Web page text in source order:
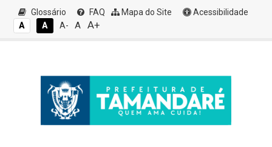
Glossário FAQ Mapa do Site
Acessibilidade
A
A A- A A+